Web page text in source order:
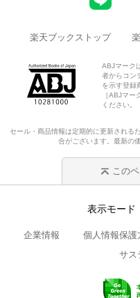
楽天ブックストップ
ABJマーク
者からコン
を示す登録
［ABJマ
ください。
セール・商品情報は定期的に更新される
合がございます。最新の
この
表示モード
企業情報 個人情報保護
サス